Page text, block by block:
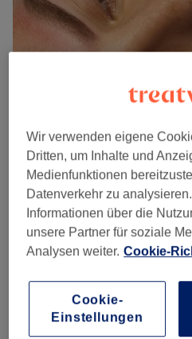
Salonbewertungen
5,0
Wir verwenden eigene
Dritten, um Inhalte und
Medienfunktionen
Datenverkehr zu
Informationen über die
unsere Partner für soziale
Analysen weiter. Cookie-
Cookie-
Einstellungen